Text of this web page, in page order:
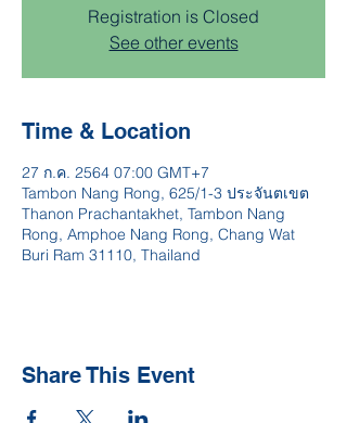
Registration is Closed
See other events
Time & Location
27 ก.ค. 2564 07:00 GMT+7
Tambon Nang Rong, 625/1-3 ประจันตเขต
Thanon Prachantakhet, Tambon Nang
Rong, Amphoe Nang Rong, Chang Wat
Buri Ram 31110, Thailand
Share This Event